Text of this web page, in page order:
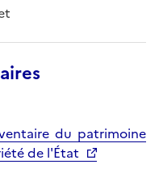
du patrimoine
de l'État